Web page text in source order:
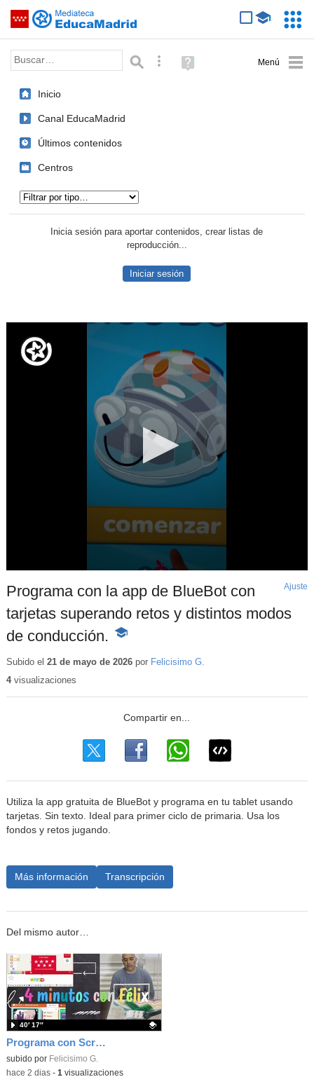
Saltar navegación
Palabra o frase: Búsqueda avanzada
Ayuda
(en
Inicio
Canal EducaMadrid
Últimos contenidos
Centros
Inicia sesión para aportar contenidos, crear listas de
reproducción...
Iniciar sesión
Programa con la app de BlueBot con
tarjetas superando retos y distintos modos
de conducción.
-
educativo
Ajuste
Subido el 21 de mayo de 2026por Felicisimo G.
4visualizaciones
Utiliza la app gratuita de BlueBot y programa en tu tablet usando
tarjetas. Sin texto. Ideal para primer ciclo de primaria. Usa los
fondos y retos jugando.
Más información Transcripción
Del mismo autor…
Programa con Scratch, 8 diferentes juegos para vivir la emoción de los partidos de España en el mundial 2026
Contenido educativo.
subido por Felicisimo G.
40′ 17″
-hace 2 dias- 1 visualizaciones